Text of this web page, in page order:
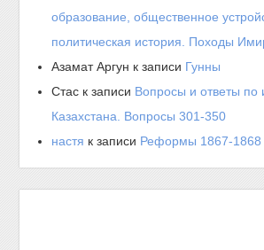
образование, общественное
политическая история. Походы
Азамат Аргун к записи Гунны
Стас к записи Вопросы и ответы по
Казахстана. Вопросы 301-350
настя к записи Реформы 1867-1868